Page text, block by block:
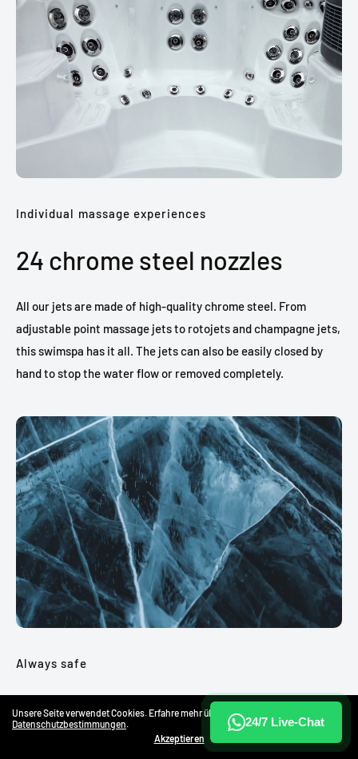
Unsere Seite verwendet Cookies. Erfahre mehr über unsere
Datenschutzbestimmungen.
Akzeptieren
Individual massage experiences
24 chrome steel nozzles
All our jets are made of high-quality chrome steel. From
adjustable point massage jets to rotojets and champagne jets,
this swimspa has it all. The jets can also be easily closed by
hand to stop the water flow or removed completely.
Always safe
Frost guard
With the built-in frost monitor, you no longer have to worry
24/7 Live-Chat